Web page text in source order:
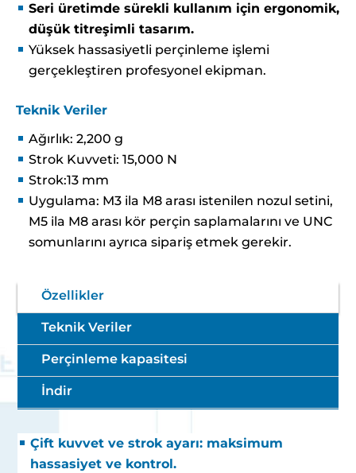
Seri üretimde sürekli kullanım için ergonomik,
düşük titreşimli tasarım.
Yüksek hassasiyetli perçinleme işlemi
gerçekleştiren profesyonel ekipman.
Teknik Veriler
Ağırlık: 2,200 g
Strok Kuvveti: 15,000 N
Strok:13 mm
Uygulama: M3 ila M8 arası istenilen nozul setini,
M5 ila M8 arası kör perçin saplamalarını ve UNC
somunlarını ayrıca sipariş etmek gerekir.
Özellikler
Teknik Veriler
Perçinleme kapasitesi
İndir
Çift kuvvet ve strok ayarı: maksimum
hassasiyet ve kontrol.